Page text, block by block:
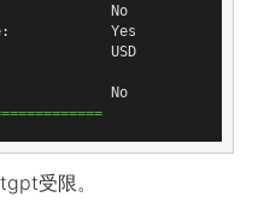
No
Yes
USD
Reddit:                                No
受限。